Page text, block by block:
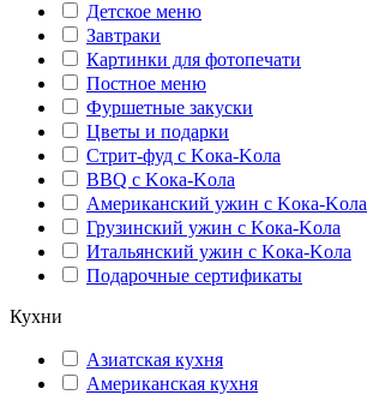
Детское меню
Завтраки
Картинки для фотопечати
Постное меню
Фуршетные закуски
Цветы и подарки
Стрит-фуд с Kока-Kола
BBQ с Kока-Kола
Американский ужин с Kока-Kола
Грузинский ужин с Kока-Kола
Итальянский ужин с Kока-Kола
Подарочные сертификаты
Кухни
Азиатская кухня
Американская кухня